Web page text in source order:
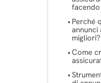
Perché
annunci
migliori?
Come